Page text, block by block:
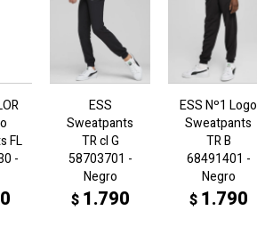
FL
-
ESS
Sweatpants
TR cl G
58703701 -
Negro
$ 1.790
ESS Nº1 Logo
Sweatpants
TR B
68491401 -
Negro
$ 1.790